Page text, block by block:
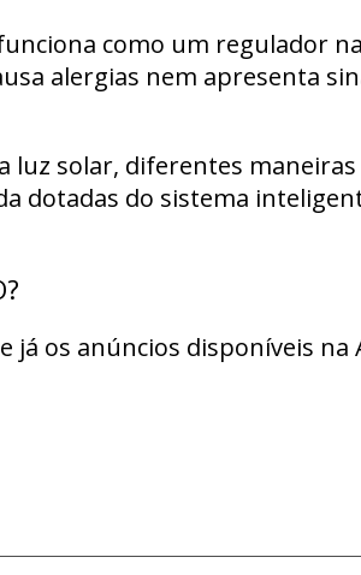
como um regulador
alergias nem apresenta
luz solar, diferentes
dotadas do sistema
os anúncios disponíveis na